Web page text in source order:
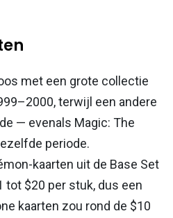
met een grote collectie
terwijl een andere
— evenals Magic: The
periode.
kaarten uit de Base Set
tot $20 per stuk, dus een
kaarten zou rond de $10